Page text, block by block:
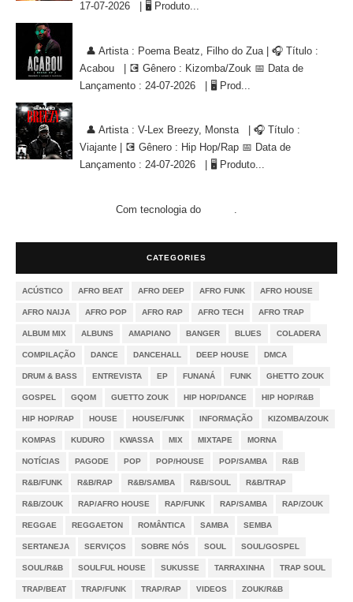
17-07-2026 | 🖥 Produto...
👤 Artista : Poema Beatz, Filho do Zua | 🎧 Título :
Acabou | 💽 Gênero : Kizomba/Zouk 📅 Data de
Lançamento : 24-07-2026 | 🖥 Prod...
👤 Artista : V-Lex Breezy, Monsta | 🎧 Título :
Viajante | 💽 Gênero : Hip Hop/Rap 📅 Data de
Lançamento : 24-07-2026 | 🖥 Produto...
Com tecnologia do .
CATEGORIES
ACÚSTICO AFRO BEAT AFRO DEEP AFRO FUNK AFRO HOUSE
AFRO NAIJA AFRO POP AFRO RAP AFRO TECH AFRO TRAP
ALBUM MIX ALBUNS AMAPIANO BANGER BLUES COLADERA
COMPILAÇÃO DANCE DANCEHALL DEEP HOUSE DMCA
DRUM & BASS ENTREVISTA EP FUNANÁ FUNK GHETTO ZOUK
GOSPEL GQOM GUETTO ZOUK HIP HOP/DANCE HIP HOP/R&B
HIP HOP/RAP HOUSE HOUSE/FUNK INFORMAÇÃO KIZOMBA/ZOUK
KOMPAS KUDURO KWASSA MIX MIXTAPE MORNA
NOTÍCIAS PAGODE POP POP/HOUSE POP/SAMBA R&B
R&B/FUNK R&B/RAP R&B/SAMBA R&B/SOUL R&B/TRAP
R&B/ZOUK RAP/AFRO HOUSE RAP/FUNK RAP/SAMBA RAP/ZOUK
REGGAE REGGAETON ROMÂNTICA SAMBA SEMBA
SERTANEJA SERVIÇOS SOBRE NÓS SOUL SOUL/GOSPEL
SOUL/R&B SOULFUL HOUSE SUKUSSE TARRAXINHA TRAP SOUL
TRAP/BEAT TRAP/FUNK TRAP/RAP VIDEOS ZOUK/R&B